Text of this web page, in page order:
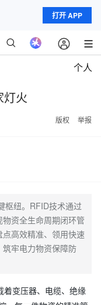
打开 APP
个人
灯火
版权 举报
枢纽。RFID技术通过
资全生命周期闭环管
高效精准、领用快速
牢电力物资保障防
着变压器、电缆、绝缘